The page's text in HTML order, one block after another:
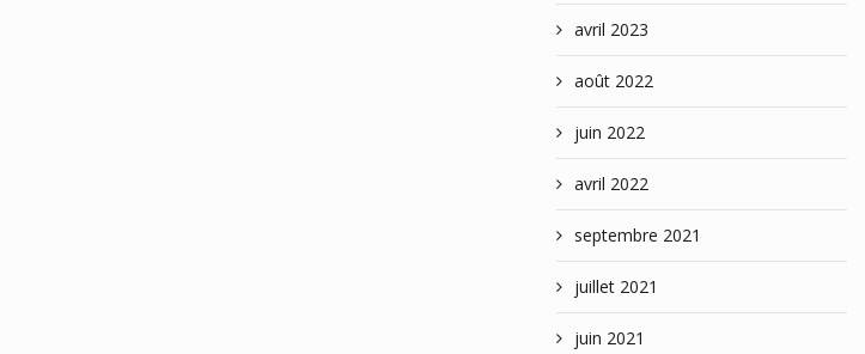
avril 2023
août 2022
juin 2022
avril 2022
septembre 2021
juillet 2021
juin 2021